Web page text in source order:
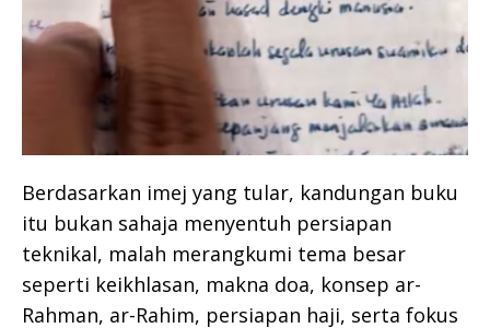
Berdasarkan imej yang tular, kandungan buku
itu bukan sahaja menyentuh persiapan
teknikal, malah merangkumi tema besar
seperti keikhlasan, makna doa, konsep ar-
Rahman, ar-Rahim, persiapan haji, serta fokus